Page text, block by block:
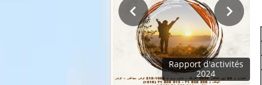
Rapport d'activités
2024